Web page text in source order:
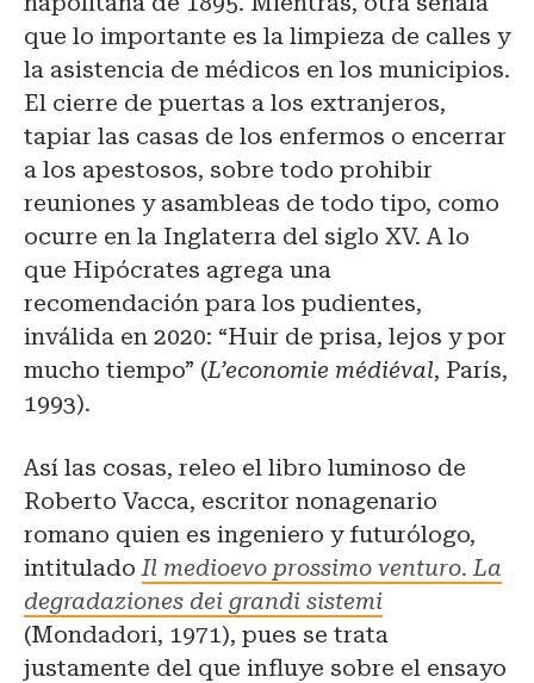
que lo importante es la limpieza de calles y
la asistencia de médicos en los municipios.
El cierre de puertas a los extranjeros,
tapiar las casas de los enfermos o encerrar
a los apestosos, sobre todo prohibir
reuniones y asambleas de todo tipo, como
ocurre en la Inglaterra del siglo XV. A lo
que Hipócrates agrega una
recomendación para los pudientes,
inválida en 2020: “Huir de prisa, lejos y por
mucho tiempo” (L’economie médiéval, París,
1993).
Así las cosas, releo el libro luminoso de
Roberto Vacca, escritor nonagenario
romano quien es ingeniero y futurólogo,
intituladoIl medioevo prossimo venturo. La
degradaziones dei grandi sistemi
(Mondadori, 1971), pues se trata
justamente del que influye sobre el ensayo